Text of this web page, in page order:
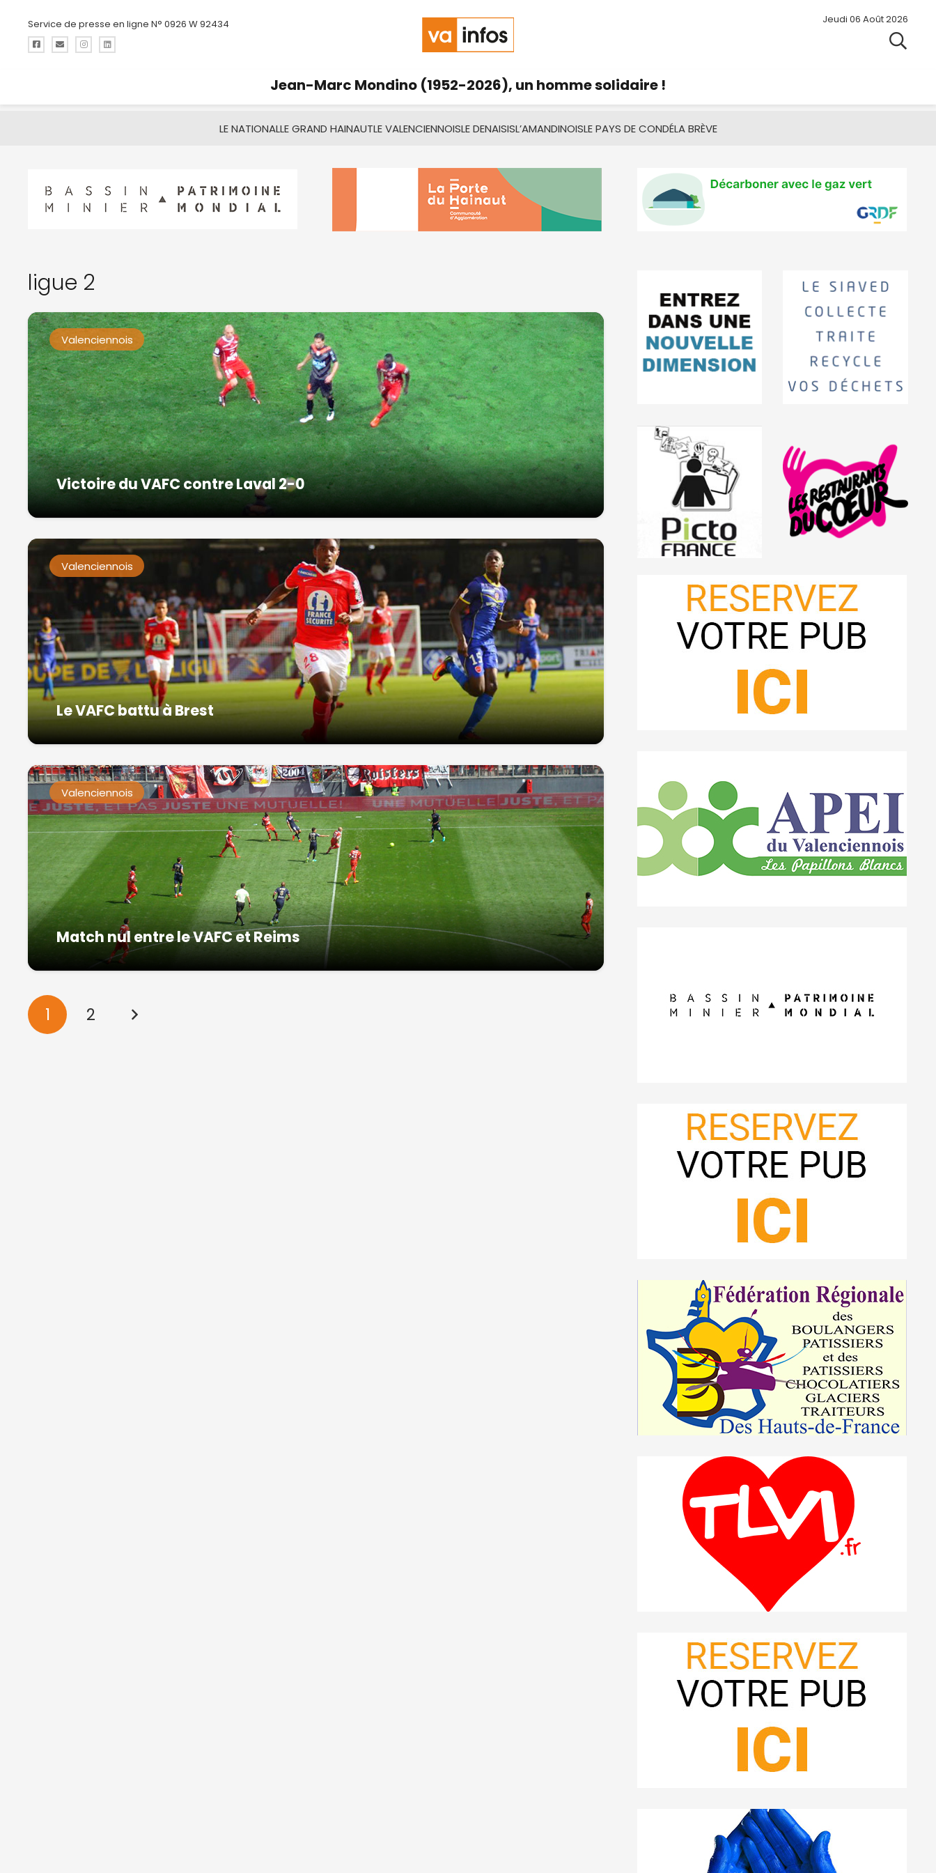
Service de presse en ligne N° 0926 W 92434 Jeudi 06 Août 2026
Jean-Marc Mondino (1952-2026), un homme solidaire !
LE NATIONALLE GRAND HAINAUTLE VALENCIENNOISLE DENAISISL’AMANDINOISLE PAYS DE CONDÉLA BRÈVE
ligue 2
Valenciennois
Victoire du VAFC contre Laval 2-0
Valenciennois
Le VAFC battu à Brest
Valenciennois
Match nul entre le VAFC et Reims
1 2